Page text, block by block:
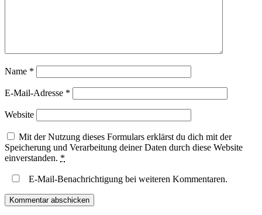
Name *
E-Mail-Adresse *
Website
Mit der Nutzung dieses Formulars erklärst du dich mit der
Speicherung und Verarbeitung deiner Daten durch diese Website
einverstanden. *
E-Mail-Benachrichtigung bei weiteren Kommentaren.